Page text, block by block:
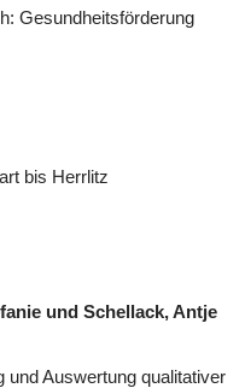
Gesundheitsförderung
bis Herrlitz
und Schellack, Antje
Auswertung qualitativer